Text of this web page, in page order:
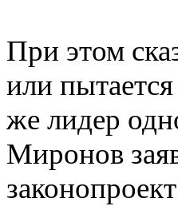
При этом
или
же лидер
Миронов